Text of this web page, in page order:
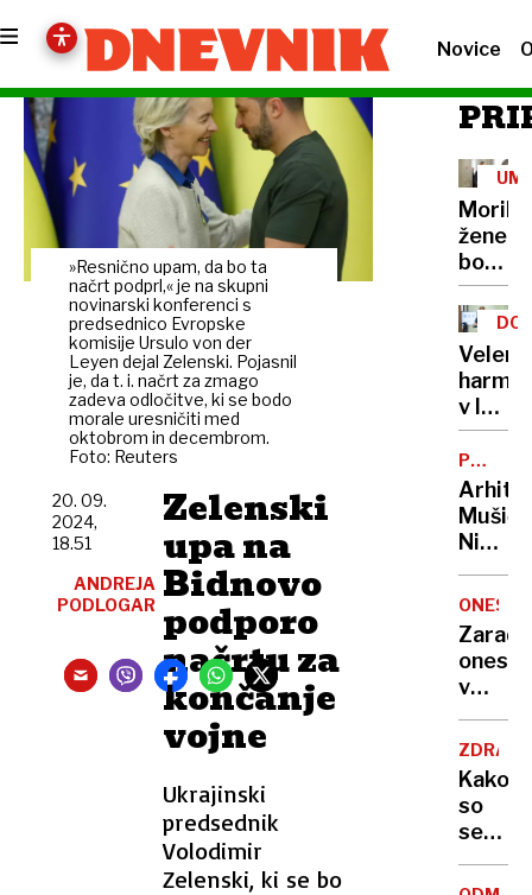
Novice
»Resnično upam, da bo ta
načrt podprl,« je na skupni
novinarski konferenci s
predsednico Evropske
komisije Ursulo von der
Leyen dejal Zelenski. Pojasnil
je, da t. i. načrt za zmago
zadeva odločitve, ki se bodo
morale uresničiti med
oktobrom in decembrom.
Foto: Reuters
Zelenski
upa na
Bidnovo
podporo
načrtu za
končanje
vojne
Ukrajinski
predsednik
Volodimir
Zelenski, ki se bo
20. 09.
2024,
18.51
ANDREJA
PODLOGAR
žene
bo
sedel
21
let
v lov
na
nov
rekord
CENTER
Mušič:
Nikoli
nisem
da je
to v
moji
sploh
Zaradi
v
delu
voda
Kako
so
se
cilji